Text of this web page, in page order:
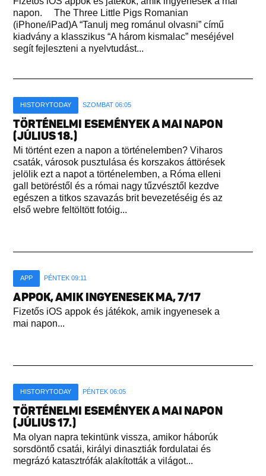
napon. The Three Little Pigs Romanian
(iPhone/iPad)A “Tanulj meg románul olvasni” című
kiadvány a klasszikus “A három kismalac” meséjével
segít fejleszteni a nyelvtudást...
HISTORYTODAY SZOMBAT 06:05
TÖRTÉNELMI ESEMÉNYEK A MAI NAPON
(JÚLIUS 18.)
Mi történt ezen a napon a történelemben? Viharos
csaták, városok pusztulása és korszakos áttörések
jelölik ezt a napot a történelemben, a Róma elleni
gall betöréstől és a római nagy tűzvésztől kezdve
egészen a titkos szavazás brit bevezetéséig és az
első webre feltöltött fotóig...
APP PÉNTEK 09:11
APPOK, AMIK INGYENESEK MA, 7/17
Fizetős iOS appok és játékok, amik ingyenesek a
mai napon...
HISTORYTODAY PÉNTEK 06:05
TÖRTÉNELMI ESEMÉNYEK A MAI NAPON
(JÚLIUS 17.)
Ma olyan napra tekintünk vissza, amikor háborúk
sorsdöntő csatái, királyi dinasztiák fordulatai és
megrázó katasztrófák alakították a világot...